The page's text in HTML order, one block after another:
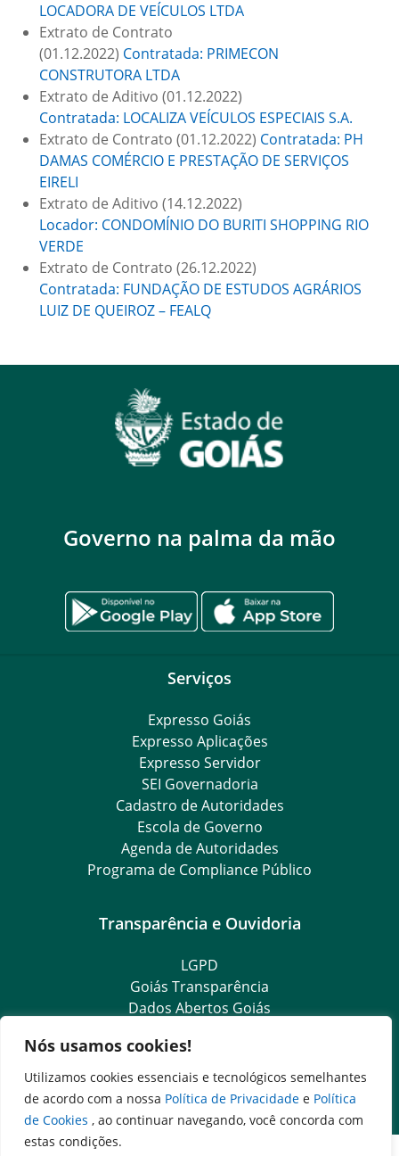
Nós usamos cookies!
Utilizamos cookies essenciais e tecnológicos semelhantes
de acordo com a nossa Política de Privacidade e Política
de Cookies , ao continuar navegando, você concorda com
estas condições.
LOCADORA DE VEÍCULOS LTDA
Extrato de Contrato
(01.12.2022) Contratada: PRIMECON
CONSTRUTORA LTDA
Extrato de Aditivo (01.12.2022)
Contratada: LOCALIZA VEÍCULOS ESPECIAIS S.A.
Extrato de Contrato (01.12.2022) Contratada: PH
DAMAS COMÉRCIO E PRESTAÇÃO DE SERVIÇOS
EIRELI
Extrato de Aditivo (14.12.2022)
Locador: CONDOMÍNIO DO BURITI SHOPPING RIO
VERDE
Extrato de Contrato (26.12.2022)
Contratada: FUNDAÇÃO DE ESTUDOS AGRÁRIOS
LUIZ DE QUEIROZ – FEALQ
Governo na palma da mão
Serviços
Expresso Goiás
Expresso Aplicações
Expresso Servidor
SEI Governadoria
Cadastro de Autoridades
Escola de Governo
Agenda de Autoridades
Programa de Compliance Público
Transparência e Ouvidoria
LGPD
Goiás Transparência
Dados Abertos Goiás
e-SIC – Serviço Eletrônico de Informação ao Cidadão
Ouvidoria Setorial (Expresso)
Ouvidoria Setorial (Presencial)